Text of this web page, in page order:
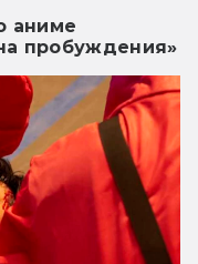
аниме
пробуждения»